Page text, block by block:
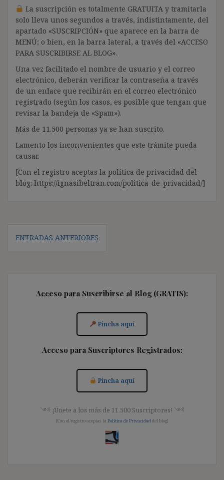
La suscripción es totalmente GRATUITA y tramitarla
solo lleva unos segundos a través, indistintamente, del
apartado «SUSCRIPCIÓN» que aparece en la barra de
MENÚ; o bien, en la barra lateral, a través del «ACCESO
PARA SUSCRIBIRSE AL BLOG».
Una vez facilitado el nombre de usuario y el correo
electrónico, deberán verificar la contraseña a través
de un enlace que recibirán en el correo electrónico
registrado (según los casos, es posible que tengan que
revisar la bandeja de «Spam»).
Más de 11.500 personas ya se han suscrito.
Lamento los inconvenientes que este trámite pueda
causar.
[Con el registro aceptas la política de privacidad del
blog: https://ignasibeltran.com/politica-de-privacidad/]
de
ENTRADAS ANTERIORES
Acceso para Suscribirse al Blog (GRATIS):
Pincha aquí
Acceso para Suscriptores Registrados:
Pincha aquí
༺ ¡Únete a los más de 11.500 Suscriptores! ༺
[Con el registro aceptas la Política de Privacidad del blog]